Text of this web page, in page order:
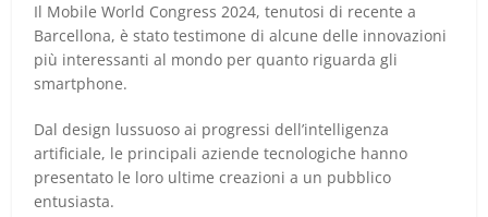
Il Mobile World Congress 2024, tenutosi di recente a
Barcellona, è stato testimone di alcune delle innovazioni
più interessanti al mondo per quanto riguarda gli
smartphone.
Dal design lussuoso ai progressi dell’intelligenza
artificiale, le principali aziende tecnologiche hanno
presentato le loro ultime creazioni a un pubblico
entusiasta.